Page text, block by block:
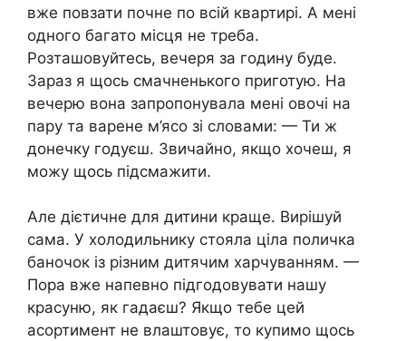
вже повзати почне по всій квартирі. А мені
одного багато місця не треба.
Розташовуйтесь, вечеря за годину буде.
Зараз я щось смачненького приготую. На
вечерю вона запропонувала мені овочі на
пару та варене м’ясо зі словами: — Ти ж
донечку годуєш. Звичайно, якщо хочеш, я
можу щось підсмажити.
Але дієтичне для дитини краще. Вирішуй
сама. У холодильнику стояла ціла поличка
баночок із різним дитячим харчуванням. —
Пора вже напевно підгодовувати нашу
красуню, як гадаєш? Якщо тебе цей
асортимент не влаштовує, то купимо щось